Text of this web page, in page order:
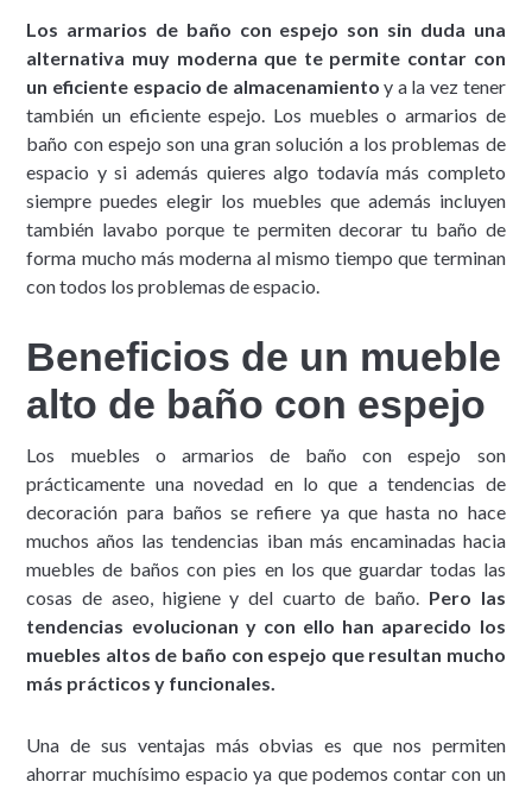
Los armarios de baño con espejo son sin duda una
alternativa muy moderna que te permite contar con
un eficiente espacio de almacenamiento y a la vez tener
también un eficiente espejo. Los muebles o armarios de
baño con espejo son una gran solución a los problemas de
espacio y si además quieres algo todavía más completo
siempre puedes elegir los muebles que además incluyen
también lavabo porque te permiten decorar tu baño de
forma mucho más moderna al mismo tiempo que terminan
con todos los problemas de espacio.
Beneficios de un mueble
alto de baño con espejo
Los muebles o armarios de baño con espejo son
prácticamente una novedad en lo que a tendencias de
decoración para baños se refiere ya que hasta no hace
muchos años las tendencias iban más encaminadas hacia
muebles de baños con pies en los que guardar todas las
cosas de aseo, higiene y del cuarto de baño. Pero las
tendencias evolucionan y con ello han aparecido los
muebles altos de baño con espejo que resultan mucho
más prácticos y funcionales.
Una de sus ventajas más obvias es que nos permiten
ahorrar muchísimo espacio ya que podemos contar con un